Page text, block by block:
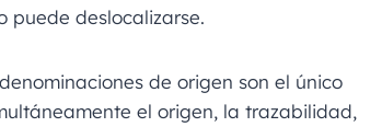
puede deslocalizarse.
de origen son el único
el origen, la trazabilidad,